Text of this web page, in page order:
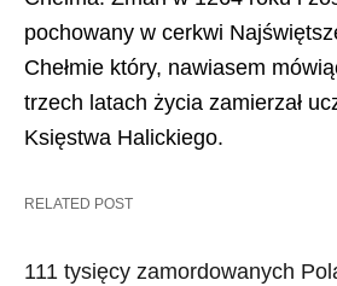
pochowany w cerkwi
Chełmie który, nawiasem
trzech latach życia zamierzał
Księstwa Halickiego.
RELATED POST
111 tysięcy zamordowanych